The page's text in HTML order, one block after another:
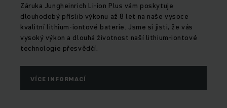
Záruka Jungheinrich Li-ion Plus vám poskytuje
dlouhodobý příslib výkonu až 8 let na naše vysoce
kvalitní lithium-iontové baterie. Jsme si jisti, že vás
vysoký výkon a dlouhá životnost naší lithium-iontové
technologie přesvědčí.
VÍCE INFORMACÍ